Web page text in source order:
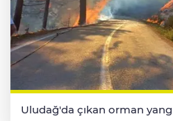
Uludağ'da çıkan orman